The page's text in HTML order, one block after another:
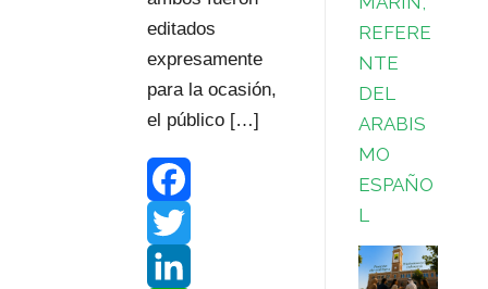
editados
expresamente
para la ocasión,
el público […]
F
aT
REFERE
NTE
DEL
ARABIS
MO
ESPAÑO
L